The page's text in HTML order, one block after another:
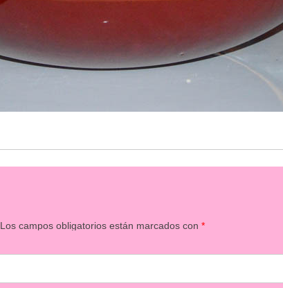
Los campos obligatorios están marcados con*